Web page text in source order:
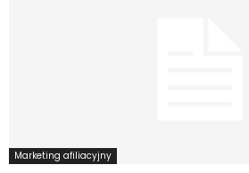
Marketing afiliacyjny